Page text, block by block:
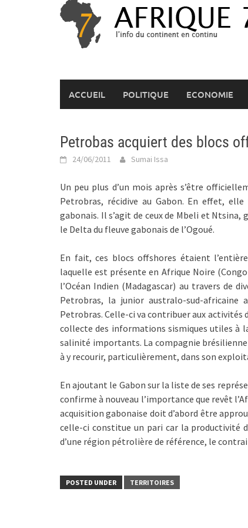
ACCUEIL POLITIQUE ECONOMIE
Petrobas acquiert des blocs
24/06/2011 Sumai Issa
Un peu plus d’un mois après s’être
Petrobras, récidive au Gabon. En effet,
gabonais. Il s’agit de ceux de Mbeli et Ntsina,
le Delta du fleuve gabonais de l’Ogoué.
En fait, ces blocs offshores étaient
laquelle est présente en Afrique Noire
l’Océan Indien (Madagascar) au travers de
Petrobras, la junior australo-sud-africaine
Petrobras. Celle-ci va contribuer aux activités
collecte des informations sismiques utiles à
salinité importants. La compagnie
à y recourir, particulièrement, dans son
En ajoutant le Gabon sur la liste de ses
confirme à nouveau l’importance que revêt
acquisition gabonaise doit d’abord être
celle-ci constitue un pari car la productivité
d’une région pétrolière de référence, le
POSTED UNDER TERRITOIRES